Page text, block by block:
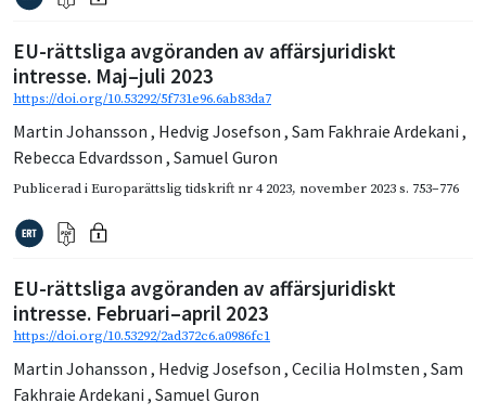
EU-rättsliga avgöranden av affärsjuridiskt
intresse. Maj–juli 2023
https://doi.org/10.53292/5f731e96.6ab83da7
Martin Johansson , Hedvig Josefson , Sam Fakhraie Ardekani ,
Rebecca Edvardsson , Samuel Guron
Publicerad iEuroparättslig tidskrift nr 4 2023, november 2023s. 753–776
EU-rättsliga avgöranden av affärsjuridiskt
intresse. Februari–april 2023
https://doi.org/10.53292/2ad372c6.a0986fc1
Martin Johansson , Hedvig Josefson , Cecilia Holmsten , Sam
Fakhraie Ardekani , Samuel Guron